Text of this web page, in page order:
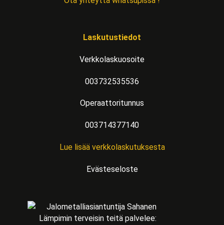
Laskutustiedot
Verkkolaskuosoite
003732535536
Operaattoritunnus
003714377140
Lue lisää verkkolaskutuksesta
Evästeseloste
Lämpimin terveisin teitä palvelee: